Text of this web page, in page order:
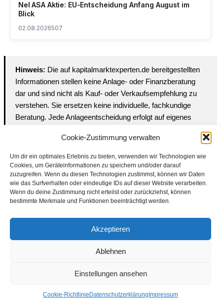
Cookie-Zustimmung verwalten
Um dir ein optimales Erlebnis zu bieten, verwenden wir Technologien wie
Cookies, um Geräteinformationen zu speichern und/oder darauf
zuzugreifen. Wenn du diesen Technologien zustimmst, können wir Daten
wie das Surfverhalten oder eindeutige IDs auf dieser Website verarbeiten.
Wenn du deine Zustimmung nicht erteilst oder zurückziehst, können
bestimmte Merkmale und Funktionen beeinträchtigt werden.
Akzeptieren
Ablehnen
Einstellungen ansehen
Cookie-Richtlinie Datenschutzerklärung Impressum
Nel ASA Aktie: EU-Entscheidung Anfang August im
Blick
02.08.2026507
Hinweis: Die auf kapitalmarktexperten.de bereitgestellten
Informationen stellen keine Anlage- oder Finanzberatung
dar und sind nicht als Kauf- oder Verkaufsempfehlung zu
verstehen. Sie ersetzen keine individuelle, fachkundige
Beratung. Jede Anlageentscheidung erfolgt auf eigenes
Impressum
Datenschutzerklärung
Nutzungsbedingungen | Haftungsausschluss
Cookie-Richtlinie
Venezuela Anleihen